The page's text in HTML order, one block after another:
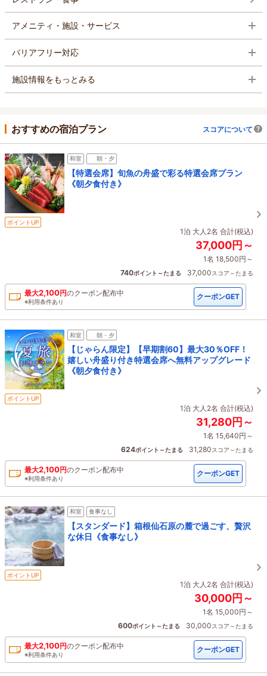
アメニティ・施設・サービス
バリアフリー対応
施設情報をもっとみる
おすすめの宿泊プラン スコアについて
和室 朝・夕
【特選会席】旬魚の舟盛で彩る特選会席プラン
《朝夕食付き》
ポイントUP
1泊 大人2名 合計(税込)
37,000円～
1名 18,500円～
740ポイント～たまる 37,000スコア～たまる
最大2,100円のクーポン配布中
※利用条件あり
クーポンGET
和室 朝・夕
【じゃらん限定】【早期割60】最大30％OFF！
嬉しい舟盛り付き特選会席へ無料アップグレード
《朝夕食付き》
ポイントUP
1泊 大人2名 合計(税込)
31,280円～
1名 15,640円～
624ポイント～たまる 31,280スコア～たまる
最大2,100円のクーポン配布中
※利用条件あり
クーポンGET
和室 食事なし
【スタンダード】箱根仙石原の麓で過ごす、贅沢
な休日《食事なし》
ポイントUP
1泊 大人2名 合計(税込)
30,000円～
1名 15,000円～
600ポイント～たまる 30,000スコア～たまる
最大2,100円のクーポン配布中
※利用条件あり
クーポンGET